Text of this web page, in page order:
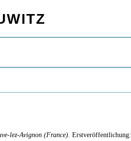
lez-Avignon (France). Erstveröffentlichung: